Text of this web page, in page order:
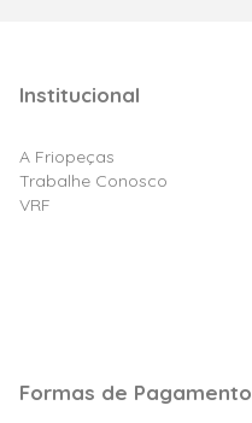
Institucional
A Friopeças
Trabalhe Conosco
VRF
Formas de Pagamento